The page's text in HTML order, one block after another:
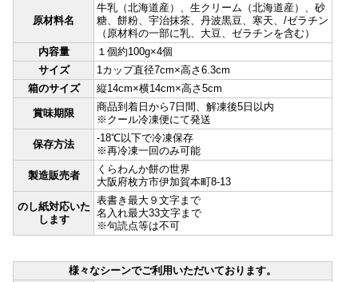
原材料名
牛乳（北海道産）、生クリーム（北海道産）、砂
糖、餅粉、宇治抹茶、丹波黒豆、寒天、/ゼラチン
（原材料の一部に乳、大豆、ゼラチンを含む）
内容量
１個約100g×4個
サイズ
1カップ直径7cm×高さ6.3cm
箱のサイズ
縦14cm×横14cm×高さ5cm
賞味期限
商品到着日から7日間、解凍後5日以内
※クール冷凍便にて発送
保存方法
-18℃以下で冷凍保存
※再冷凍一回のみ可能
製造販売者
くらわんか餅の世界
大阪府枚方市伊加賀本町8-13
のし紙対応いた
します
表書き最大９文字まで
名入れ最大33文字まで
※句読点等は不可
様々なシーンでご利用いただいております。